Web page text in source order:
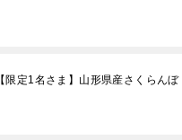
【限定1名さま】山形県産さくらん